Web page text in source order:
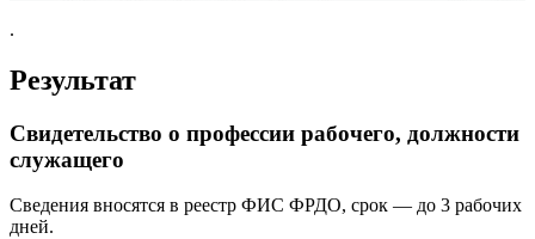
.
Результат
Свидетельство о профессии рабочего, должности
служащего
Сведения вносятся в реестр ФИС ФРДО, срок — до 3 рабочих
дней.